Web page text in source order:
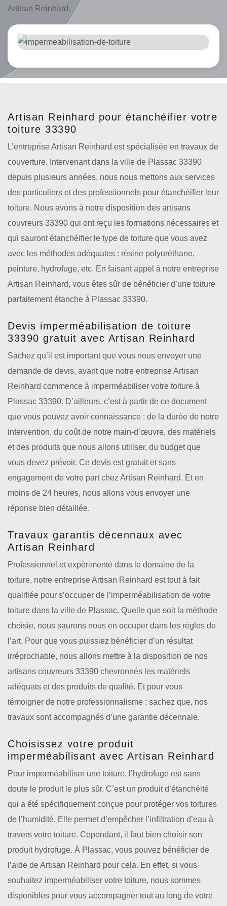
Artisan Reinhard.
Artisan Reinhard pour étanchéifier votre
toiture 33390
L’entreprise Artisan Reinhard est spécialisée en travaux de
couverture. Intervenant dans la ville de Plassac 33390
depuis plusieurs années, nous nous mettons aux services
des particuliers et des professionnels pour étanchéifier leur
toiture. Nous avons à notre disposition des artisans
couvreurs 33390 qui ont reçu les formations nécessaires et
qui sauront étanchéifier le type de toiture que vous avez
avec les méthodes adéquates : résine polyuréthane,
peinture, hydrofuge, etc. En faisant appel à notre entreprise
Artisan Reinhard, vous êtes sûr de bénéficier d’une toiture
parfaitement étanche à Plassac 33390.
Devis imperméabilisation de toiture
33390 gratuit avec Artisan Reinhard
Sachez qu’il est important que vous nous envoyer une
demande de devis, avant que notre entreprise Artisan
Reinhard commence à imperméabiliser votre toiture à
Plassac 33390. D’ailleurs, c’est à partir de ce document
que vous pouvez avoir connaissance : de la durée de notre
intervention, du coût de notre main-d’œuvre, des matériels
et des produits que nous allons utiliser, du budget que
vous devez prévoir. Ce devis est gratuit et sans
engagement de votre part chez Artisan Reinhard. Et en
moins de 24 heures, nous allons vous envoyer une
réponse bien détaillée.
Travaux garantis décennaux avec
Artisan Reinhard
Professionnel et expérimenté dans le domaine de la
toiture, notre entreprise Artisan Reinhard est tout à fait
qualifiée pour s’occuper de l’imperméabilisation de votre
toiture dans la ville de Plassac. Quelle que soit la méthode
choisie, nous saurons nous en occuper dans les règles de
l’art. Pour que vous puissiez bénéficier d’un résultat
irréprochable, nous allons mettre à la disposition de nos
artisans couvreurs 33390 chevronnés les matériels
adéquats et des produits de qualité. Et pour vous
témoigner de notre professionnalisme ; sachez que, nos
travaux sont accompagnés d’une garantie décennale.
Choisissez votre produit
imperméabilisant avec Artisan Reinhard
Pour imperméabiliser une toiture, l’hydrofuge est sans
doute le produit le plus sûr. C’est un produit d’étanchéité
qui a été spécifiquement conçue pour protéger vos toitures
de l’humidité. Elle permet d’empêcher l’infiltration d’eau à
travers votre toiture. Cependant, il faut bien choisir son
produit hydrofuge. À Plassac, vous pouvez bénéficier de
l’aide de Artisan Reinhard pour cela. En effet, si vous
souhaitez imperméabiliser votre toiture, nous sommes
disponibles pour vous accompagner tout au long de votre